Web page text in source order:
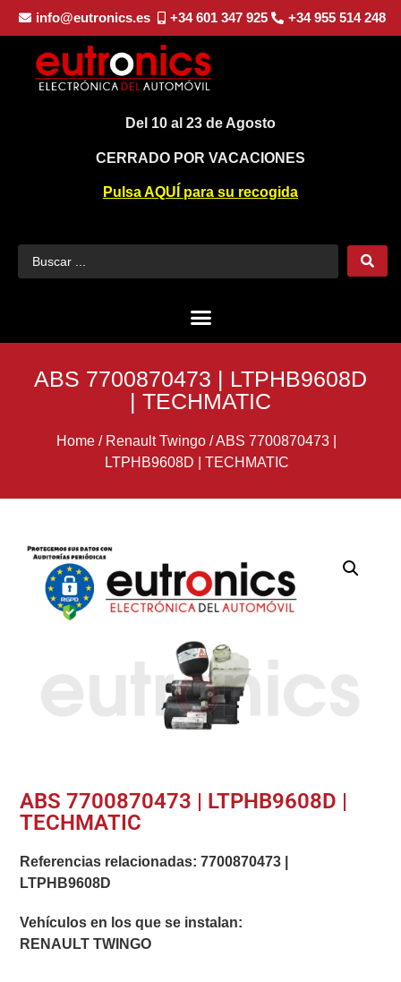
info@eutronics.es +34 601 347 925 +34 955 514 248
Del 10 al 23 de Agosto
CERRADO POR VACACIONES
Pulsa AQUÍ para su recogida
ABS 7700870473 | LTPHB9608D
| TECHMATIC
Home / Renault Twingo /ABS 7700870473 |
LTPHB9608D | TECHMATIC
ABS 7700870473 | LTPHB9608D |
TECHMATIC
Referencias relacionadas:7700870473
LTPHB9608D
Vehículos en los que se instalan:
RENAULT TWINGO